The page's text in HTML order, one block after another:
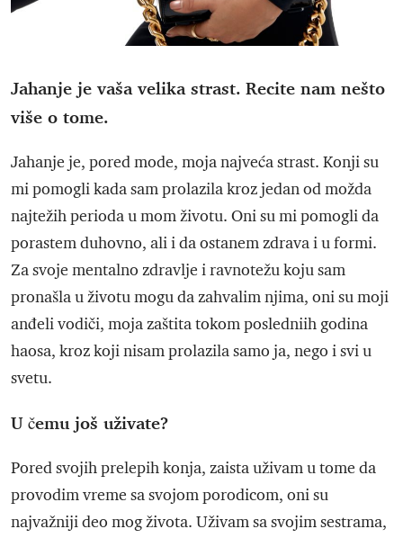
Jahanje je vaša velika strast. Recite nam nešto
više o tome.
Jahanje je, pored mode, moja najveća strast. Konji su
mi pomogli kada sam prolazila kroz jedan od možda
najtežih perioda u mom životu. Oni su mi pomogli da
porastem duhovno, ali i da ostanem zdrava i u formi.
Za svoje mentalno zdravlje i ravnotežu koju sam
pronašla u životu mogu da zahvalim njima, oni su moji
anđeli vodiči, moja zaštita tokom posledniih godina
haosa, kroz koji nisam prolazila samo ja, nego i svi u
svetu.
U čemu još uživate?
Pored svojih prelepih konja, zaista uživam u tome da
provodim vreme sa svojom porodicom, oni su
najvažniji deo mog života. Uživam sa svojim sestrama,